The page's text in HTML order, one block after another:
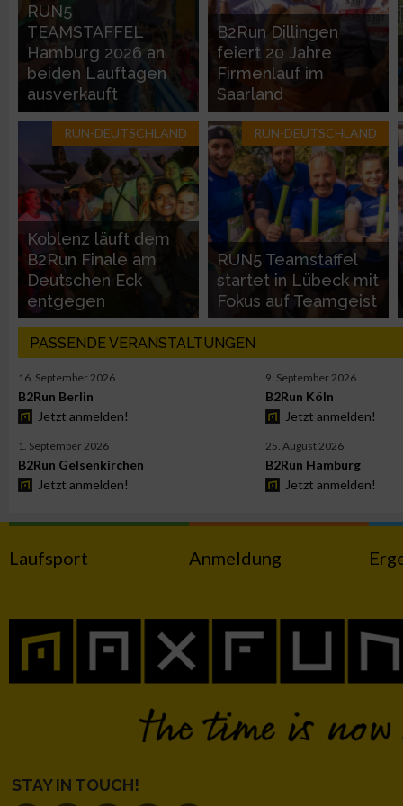
RUN5
TEAMSTAFFEL
Hamburg 2026 an
beiden Lauftagen
ausverkauft
B2Run Dillingen
feiert 20 Jahre
Firmenlauf im
Saarland
RUN-DEUTSCHLAND
Koblenz läuft dem
B2Run Finale am
Deutschen Eck
entgegen
RUN-DEUTSCHLAND
RUN5 Teamstaffel
startet in Lübeck mit
Fokus auf Teamgeist
PASSENDE VERANSTALTUNGEN
16. September 2026
B2Run Berlin
Jetzt anmelden!
9. September 2026
B2Run Köln
Jetzt anmelden!
1. September 2026
B2Run Gelsenkirchen
Jetzt anmelden!
25. August 2026
B2Run Hamburg
Jetzt anmelden!
Laufsport Anmeldung
STAY IN TOUCH!
Verwendung reduzierter Daten zur Auswahl von Inhalten
IAB-Besonderheiten:
Verwendung genauer Standortdaten
Geräte anhand von aktiv angeforderten Informationen
Notwendig
Performance
Funktional